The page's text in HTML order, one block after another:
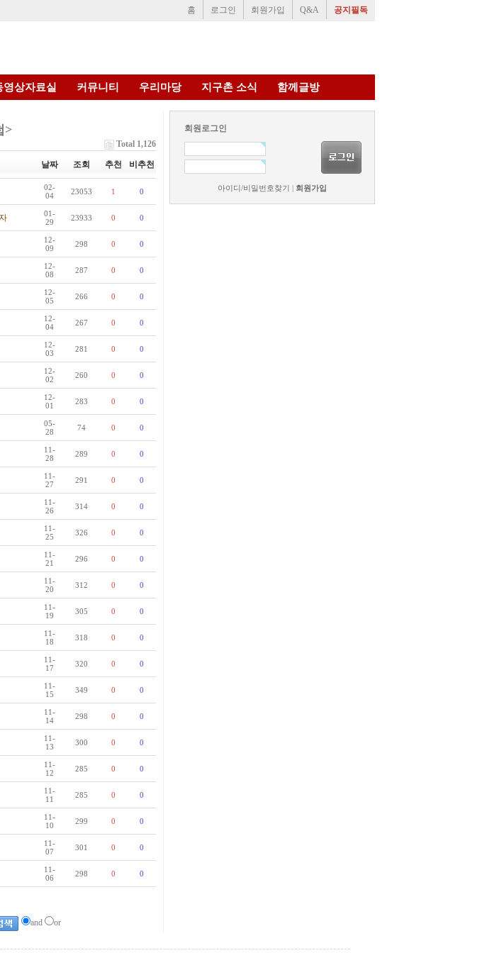
홈 로그인 회원가입 Q&A 공지필독
영상자료실 커뮤니티 우리마당 지구촌 소식 함께글방
>
Total 1,126
날짜 조회 추천 비추천
02-
04
23053 1 0
01-
29
23933 0 0
12-
09
298 0 0
12-
08
287 0 0
12-
05
266 0 0
12-
04
267 0 0
12-
03
281 0 0
12-
02
260 0 0
12-
01
283 0 0
05-
28
74 0 0
11-
28
289 0 0
11-
27
291 0 0
11-
26
314 0 0
11-
25
326 0 0
11-
21
296 0 0
11-
20
312 0 0
11-
19
305 0 0
11-
18
318 0 0
11-
17
320 0 0
11-
15
349 0 0
11-
14
298 0 0
11-
13
300 0 0
11-
12
285 0 0
11-
11
285 0 0
11-
10
299 0 0
11-
07
301 0 0
11-
06
298 0 0
and or
회원로그인
아이디/비밀번호찾기 회원가입